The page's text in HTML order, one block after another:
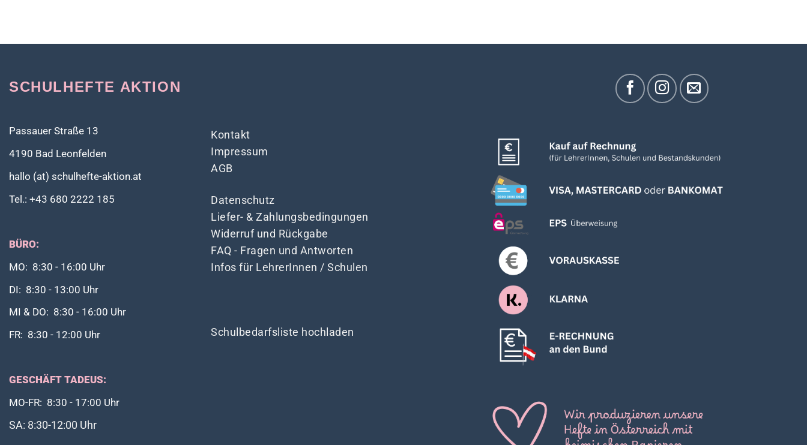
SCHULHEFTE AKTION
Passauer Straße 13
4190 Bad Leonfelden
hallo (at) schulhefte-aktion.at
Tel.: +43 680 2222 185
BÜRO:
MO: 8:30 - 16:00 Uhr
DI: 8:30 - 13:00 Uhr
MI & DO: 8:30 - 16:00 Uhr
FR: 8:30 - 12:00 Uhr
GESCHÄFT TADEUS:
MO-FR: 8:30 - 17:00 Uhr
SA: 8:30-12:00 Uhr
Kontakt
Impressum
AGB
Datenschutz
Liefer- & Zahlungsbedingungen
Widerruf und Rückgabe
FAQ - Fragen und Antworten
Infos für LehrerInnen / Schulen
Schulbedarfsliste hochladen